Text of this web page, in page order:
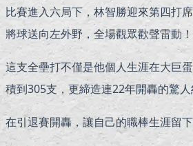
比賽進入六局下，林智勝迎來第四打
將球送向左外野，全場觀眾歡聲雷動！
這支全壘打不僅是他個人生涯在大巨
積到305支，更締造連22年開轟的驚人
在引退賽開轟，讓自己的職棒生涯留下